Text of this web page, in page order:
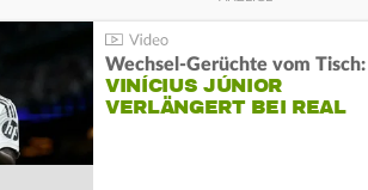
Wechsel-Gerüchte vom Tisch:
VINÍCIUS JÚNIOR
VERLÄNGERT BEI REAL